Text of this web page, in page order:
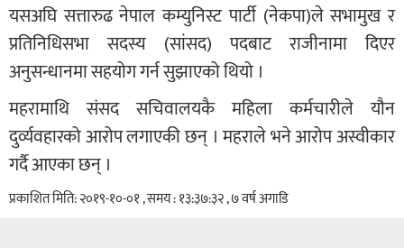
यसअघि सत्तारुढ नेपाल कम्युनिस्ट पार्टी (नेकपा)ले सभामुख र
प्रतिनिधिसभा सदस्य (सांसद) पदबाट राजीनामा दिएर
अनुसन्धानमा सहयोग गर्न सुझाएको थियो ।
महरामाथि संसद सचिवालयकै महिला कर्मचारीले यौन
दुर्व्यवहारको आरोप लगाएकी छन् । महराले भने आरोप अस्वीकार
गर्दै आएका छन् ।
प्रकाशित मिति: २०१९-१०-०१ , समय : १३:३७:३२ , ७ वर्ष अगाडि